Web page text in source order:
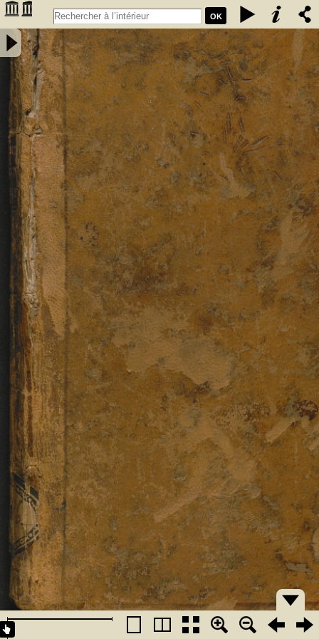
OK
Introduction à la procédure civile, exposée par demandes et par
réponses - Pigeau, Eustache Nicolas (1750-1818). Auteur